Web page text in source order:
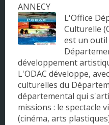
Corse
DOM - TOM
Franche Comté
Haute Normandie
Ile-de-France
Languedoc-Roussillon
ANNECY
L'Office
Culturelle
est un outil
développement
L'ODAC développe,
culturelles du
départemental qui
missions : le spectacle
(cinéma, arts